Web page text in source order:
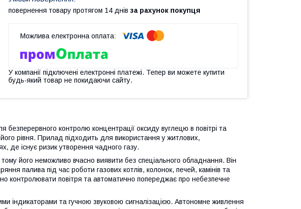
повернення товару протягом 14 днів за рахунок покупця
У компанії підключені електронні платежі. Тепер ви можете купити
будь-який товар не покидаючи сайту.
безперервного контролю концентрації оксиду вуглецю в повітрі та
рівня. Прилад підходить для використання у житлових,
де існує ризик утворення чадного газу.
його неможливо вчасно виявити без спеціального обладнання. Він
палива під час роботи газових котлів, колонок, печей, камінів та
контролювати повітря та автоматично попереджає про небезпечне
індикаторами та гучною звуковою сигналізацією. Автономне живлення